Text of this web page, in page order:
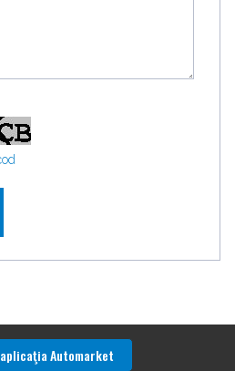
Automarket